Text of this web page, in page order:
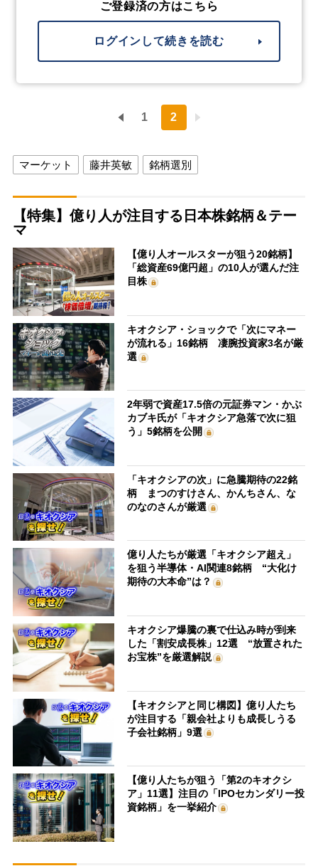
ご登録済の方はこちら
ログインして続きを読む
1 2
マーケット 藤井英敏 銘柄選別
【特集】億り人が注目する日本株銘柄＆テー
マ
【億り人オールスターが狙う20銘柄】
「総資産69億円超」の10人が選んだ注
目株
キオクシア・ショックで「次にマネー
が流れる」16銘柄 凄腕投資家3名が厳
選
2年弱で資産17.5倍の元証券マン・かぶ
カブキ氏が「キオクシア急落で次に狙
う」5銘柄を公開
「キオクシアの次」に急騰期待の22銘
柄 まつのすけさん、かんちさん、な
のなのさんが厳選
億り人たちが厳選「キオクシア超え」
を狙う半導体・AI関連8銘柄 “大化け
期待の大本命”は？
キオクシア爆騰の裏で仕込み時が到来
した「割安成長株」12選 “放置された
お宝株”を厳選解説
【キオクシアと同じ構図】億り人たち
が注目する「親会社よりも成長しうる
子会社銘柄」9選
【億り人たちが狙う「第2のキオクシ
ア」11選】注目の「IPOセカンダリー投
資銘柄」を一挙紹介